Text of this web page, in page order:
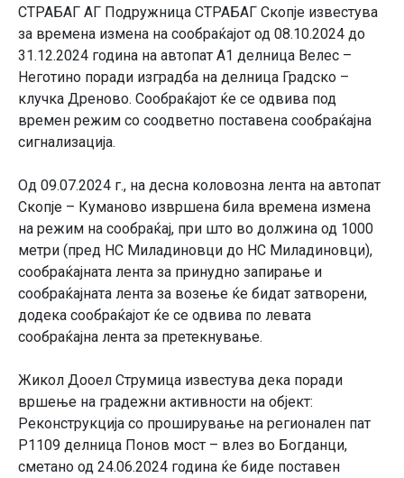
СТРАБАГ АГ Подружница СТРАБАГ Скопје известува
за времена измена на сообраќајот од 08.10.2024 до
31.12.2024 година на автопат А1 делница Велес –
Неготино поради изградба на делница Градско –
клучка Дреново. Сообраќајот ќе се одвива под
времен режим со соодветно поставена сообраќајна
сигнализација.
Од 09.07.2024 г., на десна коловозна лента на автопат
Скопје – Куманово извршена била времена измена
на режим на сообраќај, при што во должина од 1000
метри (пред НС Миладиновци до НС Миладиновци),
сообраќајната лента за принудно запирање и
сообраќајната лента за возење ќе бидат затворени,
додека сообраќајот ќе се одвива по левата
сообраќајна лента за претекнување.
Жикол Дооел Струмица известува дека поради
вршење на градежни активности на објект:
Реконструкција со проширување на регионален пат
Р1109 делница Понов мост – влез во Богданци,
сметано од 24.06.2024 година ќе биде поставен